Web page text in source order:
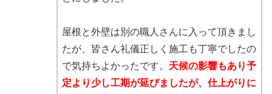
屋根と外壁は別の職人さんに入って頂きまし
たが、皆さん礼儀正しく施工も丁寧でしたの
で気持ちよかったです。 天候の影響もあり予
定より少し工期が延びましたが、仕上がりに